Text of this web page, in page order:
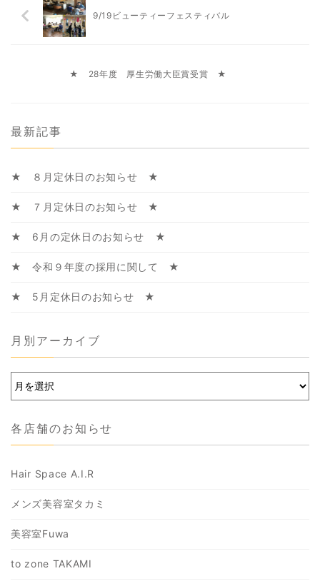
9/19ビューティーフェスティバル
★ 28年度 厚生労働大臣賞受賞 ★
最新記事
★ ８月定休日のお知らせ ★
★ ７月定休日のお知らせ ★
★ 6月の定休日のお知らせ ★
★ 令和９年度の採用に関して ★
★ 5月定休日のお知らせ ★
月別アーカイブ
各店舗のお知らせ
Hair Space A.I.R
メンズ美容室タカミ
美容室Fuwa
to zone TAKAMI